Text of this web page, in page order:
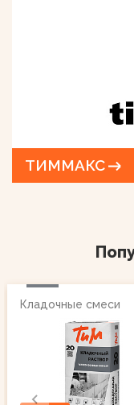
ТИММАКС
Кладочные смеси